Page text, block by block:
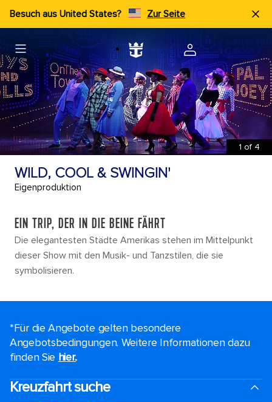
Besuch aus United States? Zur Seite
1 of 4
WILD, COOL & SWINGIN'
Eigenproduktion
EIN TRIP, DER IN DIE BEINE FÄHRT
Die elegantesten Städte Amerikas stehen im Mittelpunkt
dieser Show mit den Musik- und Tanzstilen, die sie
symbolisieren.
*Für die Angebote gelten besondere
Angebotsbedingungen. Weitere Informationen dazu
finden Sie hier..
Kreuzfahrt suche